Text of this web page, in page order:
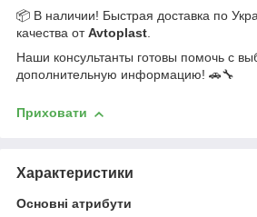
📦 В наличии! Быстрая доставка по
качества отAvtoplast.
Наши консультанты готовы помочь с
дополнительную информацию! 🚗🔧
Приховати
Характеристики
Основні атрибути